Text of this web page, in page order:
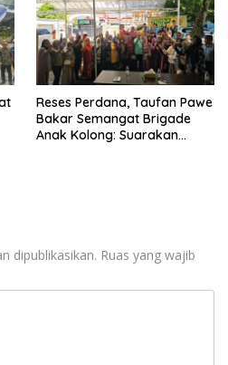
Reses Perdana, Taufan Pawe
Bakar Semangat Brigade
Anak Kolong: Suarakan
dipublikasikan. Ruas yang wajib